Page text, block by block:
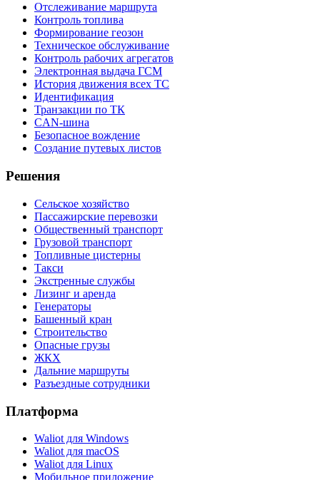
Отслеживание маршрута
Контроль топлива
Формирование геозон
Техническое обслуживание
Контроль рабочих агрегатов
Электронная выдача ГСМ
История движения всех ТС
Идентификация
Транзакции по ТК
CAN-шина
Безопасное вождение
Создание путевых листов
Решения
Сельское хозяйство
Пассажирские перевозки
Общественный транспорт
Грузовой транспорт
Топливные цистерны
Такси
Экстренные службы
Лизинг и аренда
Генераторы
Башенный кран
Строительство
Опасные грузы
ЖКХ
Дальние маршруты
Разъездные сотрудники
Платформа
Waliot для Windows
Waliot для macOS
Waliot для Linux
Мобильное приложение